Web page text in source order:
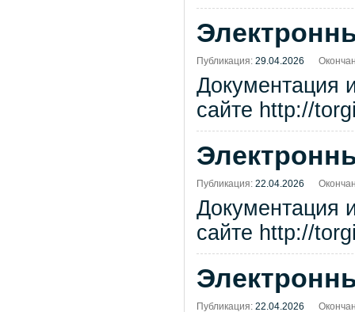
Публикация: 29.04.2026
Документация
сайте http://
Публикация: 22.04.2026
Документация
сайте http://
Публикация: 22.04.2026